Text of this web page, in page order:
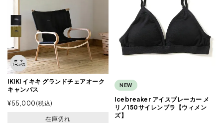
IKIKI イキキ グランドチェアオーク
キャンバス
¥55,000 税込
在庫切れ
NEW
Icebreaker アイスブレーカー メ
リノ150サイレンブラ【ウィメン
ズ】